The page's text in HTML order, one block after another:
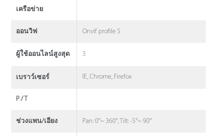
เครือข่าย
ออนวิฟ Onvif profile S
ผู้ใช้ออนไลน์สูงสุด 3
เบราว์เซอร์ IE, Chrome, Firefox
P / T
ช่วงแพน/เอียง Pan: 0°~ 360°, Tilt: -5°~ 90°